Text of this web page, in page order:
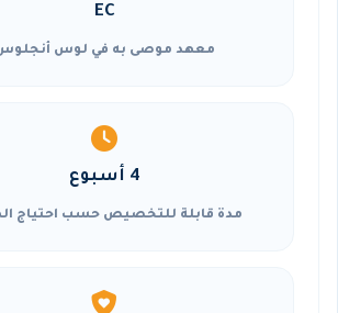
EC
معهد موصى به في لوس
4 أسبوع
مدة قابلة للتخصيص حسب احتياج